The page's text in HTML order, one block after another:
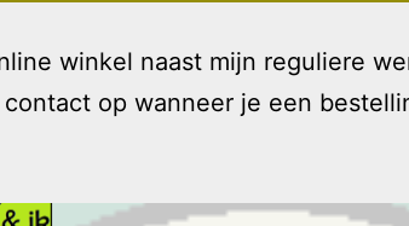
winkel naast mijn reguliere
op wanneer je een